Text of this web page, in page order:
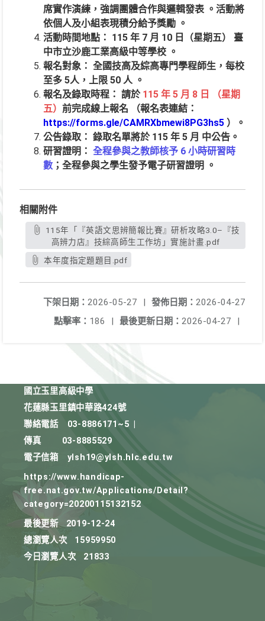
席實作演練，強調團體合作與邏輯發表 。活動將
依個人及小組表現積分給予獎勵 。
活動時間地點： 115 年 7 月 10 日（星期五） 臺
中市立沙鹿工業高級中等學校 。
報名對象： 全國技高及綜高專門學程師生，每校
至多 5人，上限 50 人 。
報名及錄取時程： 請於 115 年 5 月 8 日 （星期
五） 前完成線上報名 （報名表連結：
https://forms.gle/CAMRXbmewi8PG3hs5 ）。
公告錄取： 錄取名單將於 115 年 5 月 中公告。
研習證明： 全程參與之教師核予 6 小時研習時
數 ；全程參與之學生發予電子研習證明 。
相關附件
高辨力店』技綜高師生工作坊」實施計畫.pdf
本年度指定題題目.pdf
發佈日期： 2026-04-27
下架日期： 2026-05-27
|
最後更新日期： 2026-04-27 |
點擊率： 186 |
國立玉里高級中學
花蓮縣玉里鎮中華路424號
聯絡電話
03-8886171~5
傳真
03-8885529
電子信箱
ylsh19@ylsh.hlc.edu.tw
https://www.handicap-
free.nat.gov.tw/Applications/Detail?
category=20200115132152
最後更新
2019-12-24
總瀏覽人次
15959950
今日瀏覽人次
21833